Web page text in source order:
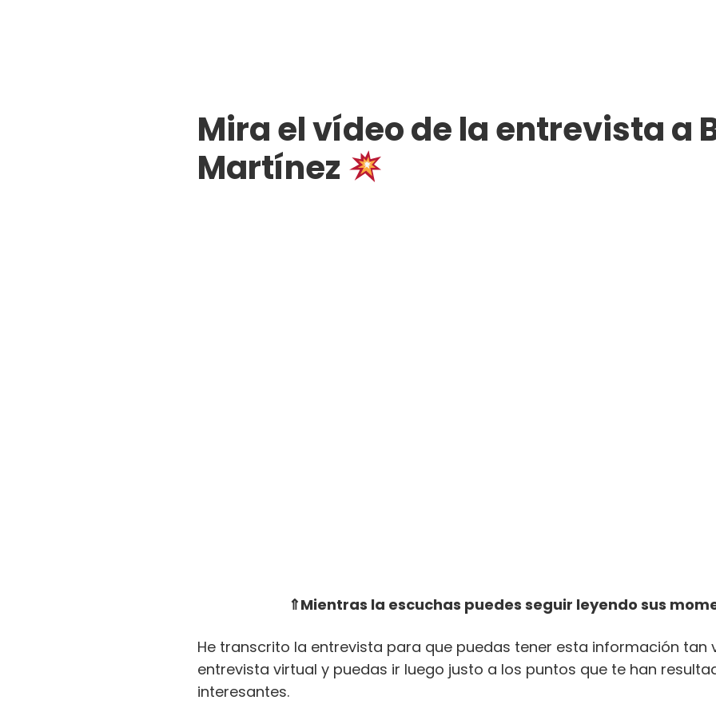
Mira el vídeo de la entrevista a
Martínez
⇑Mientras la escuchas puedes seguir leyendo sus
He transcrito la entrevista para que puedas tener esta información tan
entrevista virtual y puedas ir luego justo a los puntos que te han
interesantes.